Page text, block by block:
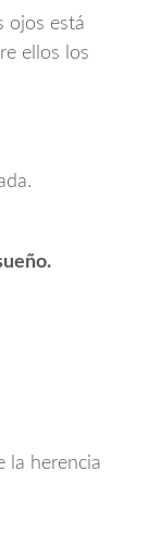
ojos está
ellos los
la herencia